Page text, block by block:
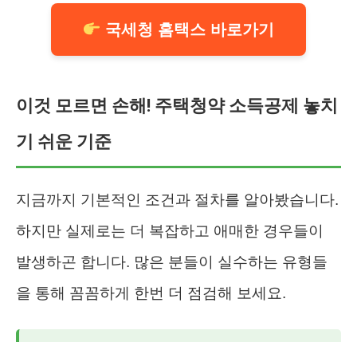
국세청 홈택스 바로가기
이것 모르면 손해! 주택청약 소득공제 놓치
기 쉬운 기준
지금까지 기본적인 조건과 절차를 알아봤습니다.
하지만 실제로는 더 복잡하고 애매한 경우들이
발생하곤 합니다. 많은 분들이 실수하는 유형들
을 통해 꼼꼼하게 한번 더 점검해 보세요.